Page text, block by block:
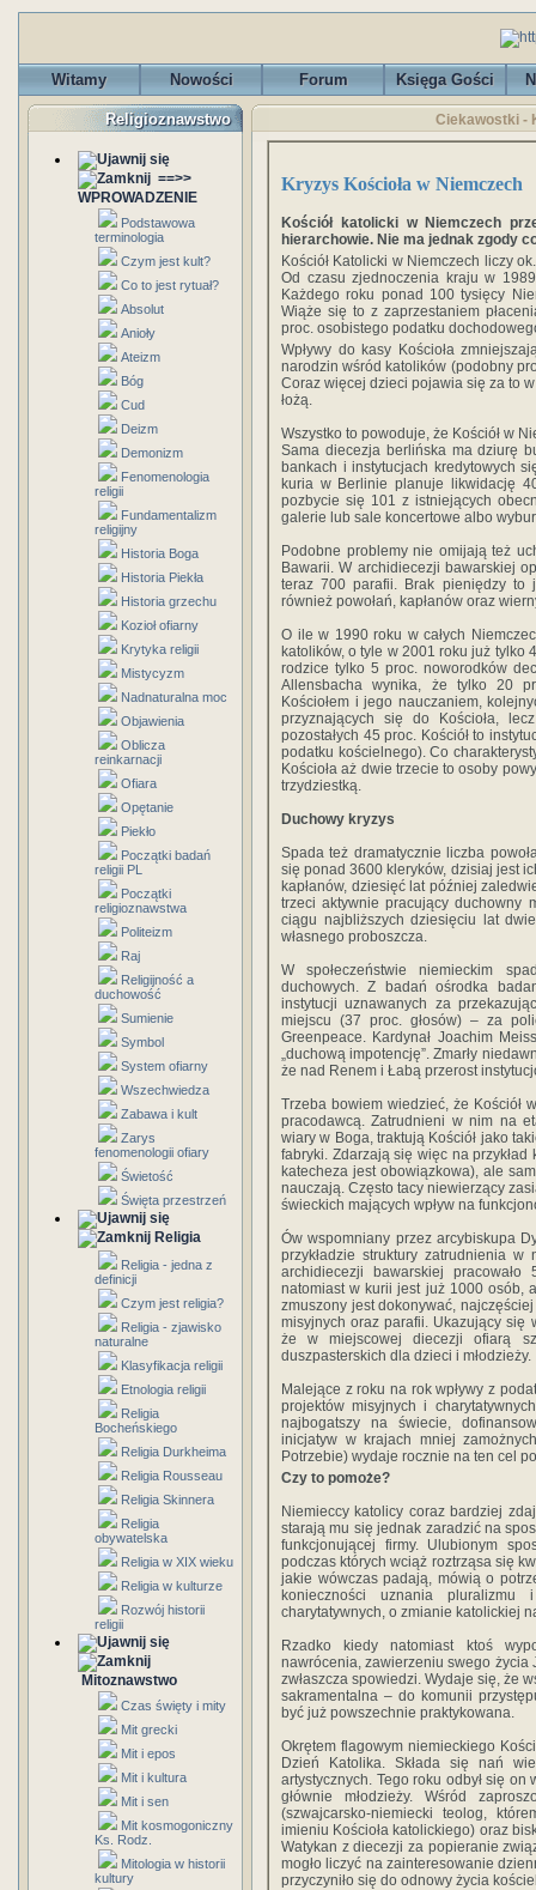
Witamy Nowości Forum Księga Gości
Religioznawstwo
==>>
WPROWADZENIE
Podstawowa
terminologia
Czym jest kult?
Co to jest rytuał?
Absolut
Anioły
Ateizm
Bóg
Cud
Deizm
Demonizm
Fenomenologia
religii
Fundamentalizm
religijny
Historia Boga
Historia Piekła
Historia grzechu
Kozioł ofiarny
Krytyka religii
Mistycyzm
Nadnaturalna moc
Objawienia
Oblicza
reinkarnacji
Ofiara
Opętanie
Piekło
Początki badań
religii PL
Początki
religioznawstwa
Politeizm
Raj
Religijność a
duchowość
Sumienie
Symbol
System ofiarny
Wszechwiedza
Zabawa i kult
Zarys
fenomenologii ofiary
Świetość
Święta przestrzeń
Religia
Religia - jedna z
definicji
Czym jest religia?
Religia - zjawisko
naturalne
Klasyfikacja religii
Etnologia religii
Religia
Bocheńskiego
Religia Durkheima
Religia Rousseau
Religia Skinnera
Religia
obywatelska
Religia w XIX wieku
Religia w kulturze
Rozwój historii
religii
Mitoznawstwo
Czas święty i mity
Mit grecki
Mit i epos
Mit i kultura
Mit i sen
Mit kosmogoniczny
Ks. Rodz.
Mitologia w historii
kultury
Ciekawostki -
Kryzys Kościoła w Niemczech
Kościół katolicki w Niemczech
hierarchowie. Nie ma jednak zgody
Kościół Katolicki w Niemczech liczy
Od czasu zjednoczenia kraju w
Każdego roku ponad 100 tysięcy
Wiąże się to z zaprzestaniem
proc. osobistego podatku
Wpływy do kasy Kościoła
narodzin wśród katolików (podobny
Coraz więcej dzieci pojawia się za to
łożą.
Wszystko to powoduje, że Kościół w
Sama diecezja berlińska ma dziurę
bankach i instytucjach kredytowych
kuria w Berlinie planuje likwidację
pozbycie się 101 z istniejących
galerie lub sale koncertowe albo
Podobne problemy nie omijają też
Bawarii. W archidiecezji bawarskiej
teraz 700 parafii. Brak pieniędzy to
również powołań, kapłanów oraz
O ile w 1990 roku w całych
katolików, o tyle w 2001 roku już
rodzice tylko 5 proc. noworodków
Allensbacha wynika, że tylko 20
Kościołem i jego nauczaniem,
przyznających się do Kościoła,
pozostałych 45 proc. Kościół to
podatku kościelnego). Co
Kościoła aż dwie trzecie to osoby
trzydziestką.
Duchowy kryzys
Spada też dramatycznie liczba
się ponad 3600 kleryków, dzisiaj jest
kapłanów, dziesięć lat później
trzeci aktywnie pracujący duchowny
ciągu najbliższych dziesięciu lat
własnego proboszcza.
W społeczeństwie niemieckim
duchowych. Z badań ośrodka
instytucji uznawanych za
miejscu (37 proc. głosów) – za
Greenpeace. Kardynał Joachim
„duchową impotencję”. Zmarły
że nad Renem i Łabą przerost
Trzeba bowiem wiedzieć, że Kościół
pracodawcą. Zatrudnieni w nim na
wiary w Boga, traktują Kościół jako
fabryki. Zdarzają się więc na
katecheza jest obowiązkowa), ale
nauczają. Często tacy niewierzący
świeckich mających wpływ na
Ów wspomniany przez arcybiskupa
przykładzie struktury zatrudnienia
archidiecezji bawarskiej
natomiast w kurii jest już 1000 osób,
zmuszony jest dokonywać,
misyjnych oraz parafii. Ukazujący się
że w miejscowej diecezji ofiarą
duszpasterskich dla dzieci i młodzieży.
Malejące z roku na rok wpływy z
projektów misyjnych i
najbogatszy na świecie,
inicjatyw w krajach mniej
Potrzebie) wydaje rocznie na ten cel
Czy to pomoże?
Niemieccy katolicy coraz bardziej
starają mu się jednak zaradzić na
funkcjonującej firmy. Ulubionym
podczas których wciąż roztrząsa się
jakie wówczas padają, mówią o
konieczności uznania
charytatywnych, o zmianie katolickiej
Rzadko kiedy natomiast ktoś
nawrócenia, zawierzeniu swego życia
zwłaszcza spowiedzi. Wydaje się, że
sakramentalna – do komunii
być już powszechnie praktykowana.
Okrętem flagowym niemieckiego
Dzień Katolika. Składa się nań
artystycznych. Tego roku odbył się
głównie młodzieży. Wśród
(szwajcarsko-niemiecki teolog,
imieniu Kościoła katolickiego) oraz
Watykan z diecezji za popieranie
mogło liczyć na zainteresowanie
przyczyniło się do odnowy życia